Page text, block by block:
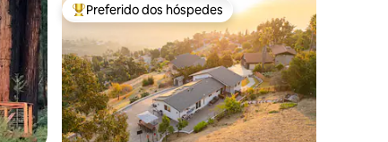
Entre os melhores preferidos dos hóspedes
Preferido dos hóspedes